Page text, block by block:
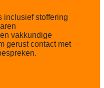
inclusief stoffering
vakkundige
gerust contact met